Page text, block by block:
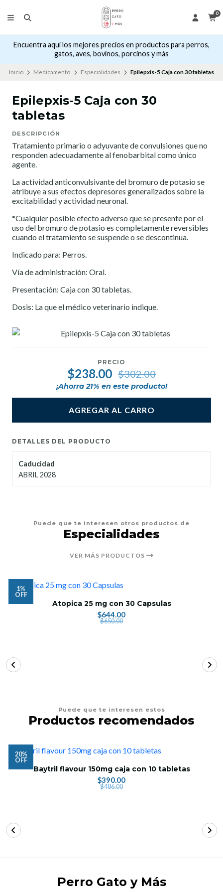
0
Encuentra aquí los mejores precios en productos para perros,
gatos, aves, bovinos, porcinos y más
Inicio Medicamento Especialidades Epilepxis-5 Caja con 30 tabletas
Epilepxis-5 Caja con 30
tabletas
DESCRIPCIÓN
Tratamiento primario o adyuvante de convulsiones que no
responden adecuadamente al fenobarbital como único
agente.
La actividad anticonvulsivante del bromuro de potasio se
atribuye a sus efectos depresores generalizados sobre la
excitabilidad y actividad neuronal.
*Cualquier posible efecto adverso que se presente por el
uso del bromuro de potasio es completamente reversibles
cuando el tratamiento se suspende o se descontinua.
Indicado para: Perros.
Vía de administración: Oral.
Presentación: Caja con 30 tabletas.
Dosis: La que el médico veterinario indique.
PRECIO
$238.00 $302.00
¡Ahorra 21% en este producto!
AGREGAR AL CARRO
DETALLES DEL PRODUCTO
Caducidad
ABRIL 2028
Puede que te interesen otros productos de
Especialidades
VER MÁS PRODUCTOS
1%
OFF
Atopica 25 mg con 30 Capsulas
$644.00
$650.00
Puede que te interesen estos
Productos recomendados
20%
OFF
Baytril flavour 150mg caja con 10 tabletas
$390.00
$486.00
Perro Gato y Más